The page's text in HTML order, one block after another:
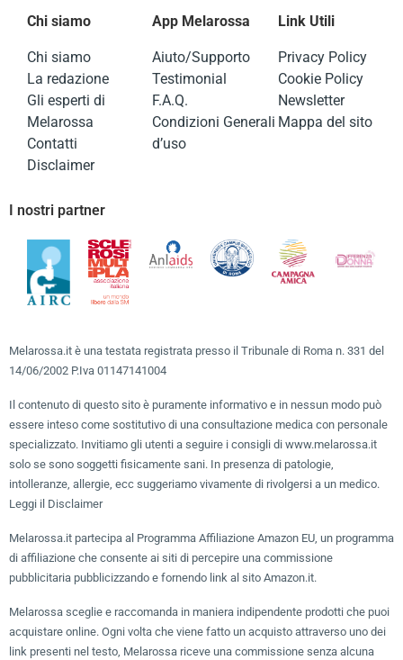
Chi siamo
Chi siamo
La redazione
Gli esperti di
Melarossa
Contatti
Disclaimer
App Melarossa
Aiuto/Supporto
Testimonial
F.A.Q.
Condizioni Generali
d’uso
Link Utili
Privacy Policy
Cookie Policy
Newsletter
Mappa del sito
I nostri partner
Melarossa.it è una testata registrata presso il Tribunale di Roma n. 331 del
14/06/2002 P.Iva 01147141004
Il contenuto di questo sito è puramente informativo e in nessun modo può
essere inteso come sostitutivo di una consultazione medica con personale
specializzato. Invitiamo gli utenti a seguire i consigli di www.melarossa.it
solo se sono soggetti fisicamente sani. In presenza di patologie,
intolleranze, allergie, ecc suggeriamo vivamente di rivolgersi a un medico.
Leggi il Disclaimer
Melarossa.it partecipa al Programma Affiliazione Amazon EU, un programma
di affiliazione che consente ai siti di percepire una commissione
pubblicitaria pubblicizzando e fornendo link al sito Amazon.it.
Melarossa sceglie e raccomanda in maniera indipendente prodotti che puoi
acquistare online. Ogni volta che viene fatto un acquisto attraverso uno dei
link presenti nel testo, Melarossa riceve una commissione senza alcuna